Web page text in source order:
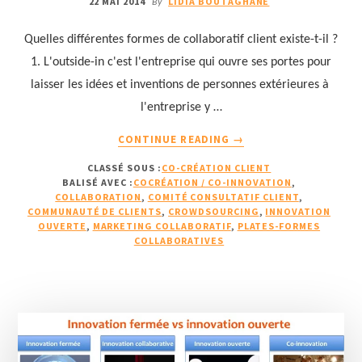
By
Quelles différentes formes de collaboratif client existe-t-il ?
1. L'outside-in c'est l'entreprise qui ouvre ses portes pour
laisser les idées et inventions de personnes extérieures à
l'entreprise y …
CONTINUE READING
ET
COMMENT
COLLABORER
AVEC
→
CLASSÉ SOUS : CO-CRÉATION CLIENT
BALISÉ AVEC : COCRÉATION / CO-INNOVATION ,
COLLABORATION , COMITÉ CONSULTATIF CLIENT,
COMMUNAUTÉ DE CLIENTS, CROWDSOURCING , INNOVATION
OUVERTE , MARKETING COLLABORATIF, PLATES-FORMES
COLLABORATIVES